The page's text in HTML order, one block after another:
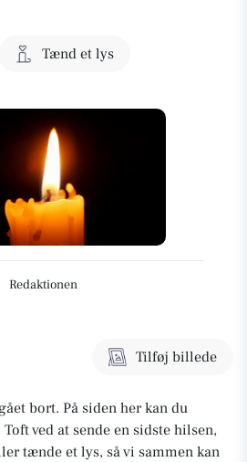
Tænd et lys
Redaktionen
Tilføj billede
bort. På siden her kan du
ved at sende en sidste hilsen,
tænde et lys, så vi sammen kan